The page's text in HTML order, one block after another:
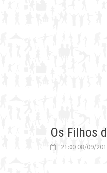
Os Filhos
21:00 08/09/